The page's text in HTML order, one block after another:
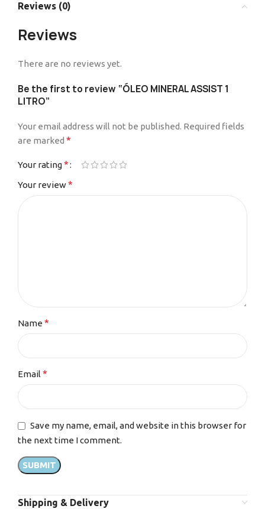
Reviews (0)
Reviews
There are no reviews yet.
Be the first to review “ÓLEO MINERAL ASSIST 1
LITRO”
Your email address will not be published. Required fields
are marked *
Your rating*
Your review*
Name *
Email *
Save my name, email, and website in this browser for
the next time I comment.
Shipping & Delivery